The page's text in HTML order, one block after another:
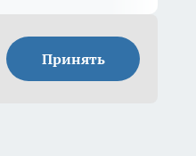
Принять